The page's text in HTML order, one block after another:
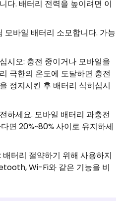
다. 배터리 전력을 높이려면 이
모바일 배터리 소모합니다. 가능
시오: 충전 중이거나 모바일을
극한의 온도에 도달하면 충전
정지시킨 후 배터리 식히십시
하세요. 모바일 배터리 과충전
면 20%~80% 사이로 유지하세
터리 절약하기 위해 사용하지
Wi-Fi와 같은 기능을 비